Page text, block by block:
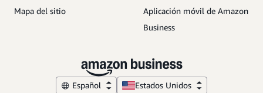
Mapa del sitio
Aplicación móvil de Amazon
Business
Español Estados Unidos